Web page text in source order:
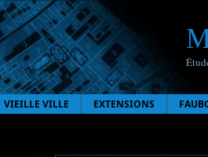
VIEILLE VILLE EXTENSIONS